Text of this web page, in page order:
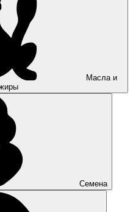
Масла и
Семена